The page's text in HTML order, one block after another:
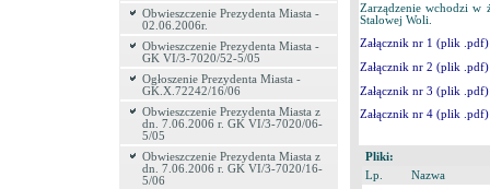
Obwieszczenie Prezydenta Miasta -
02.06.2006r.
Obwieszczenie Prezydenta Miasta -
GK VI/3-7020/52-5/05
Ogłoszenie Prezydenta Miasta -
GK.X.72242/16/06
Obwieszczenie Prezydenta Miasta z
dn. 7.06.2006 r. GK VI/3-7020/06-
5/05
Obwieszczenie Prezydenta Miasta z
dn. 7.06.2006 r. GK VI/3-7020/16-
5/06
Zarządzenie wchodzi w
Stalowej Woli.
Załącznik nr 1 (plik .pdf)
Załącznik nr 2 (plik
Załącznik nr 3 (plik
Załącznik nr 4 (plik
Pliki:
Lp.
Nazwa